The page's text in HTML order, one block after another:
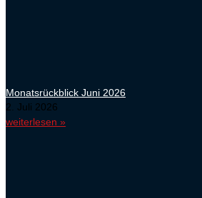
Monatsrückblick Juni 2026
2. Juli 2026
weiterlesen »